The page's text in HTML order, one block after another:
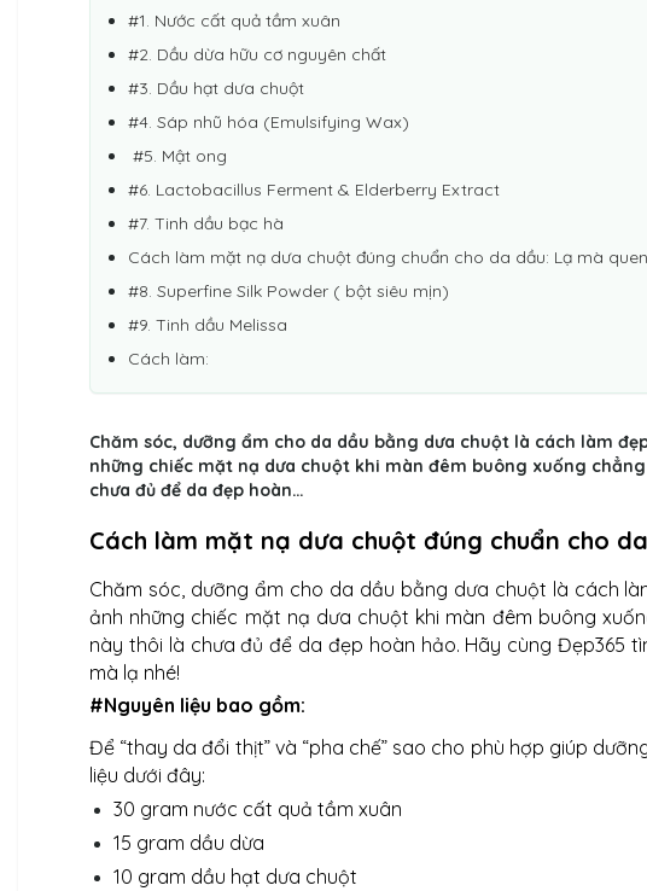
#1. Nước cất quả tầm xuân
#2. Dầu dừa hữu cơ nguyên chất
#3. Dầu hạt dưa chuột
#4. Sáp nhũ hóa (Emulsifying Wax)
#5. Mật ong
#6. Lactobacillus Ferment & Elderberry Extract
#7. Tinh dầu bạc hà
Cách làm mặt nạ dưa chuột đúng chuẩn cho da dầu: Lạ mà
#8. Superfine Silk Powder ( bột siêu mịn)
#9. Tinh dầu Melissa
Cách làm:
Chăm sóc, dưỡng ẩm cho da dầu bằng dưa chuột là cách làm
những chiếc mặt nạ dưa chuột khi màn đêm buông xuống
chưa đủ để da đẹp hoàn…
Cách làm mặt nạ dưa chuột đúng chuẩn cho
Chăm sóc, dưỡng ẩm cho da dầu bằng dưa chuột là cách
ảnh những chiếc mặt nạ dưa chuột khi màn đêm buông
này thôi là chưa đủ để da đẹp hoàn hảo. Hãy cùng Đẹp365
mà lạ nhé!
#Nguyên liệu bao gồm:
Để “thay da đổi thịt” và “pha chế” sao cho phù hợp giúp
liệu dưới đây:
30 gram nước cất quả tầm xuân
15 gram dầu dừa
10 gram dầu hạt dưa chuột